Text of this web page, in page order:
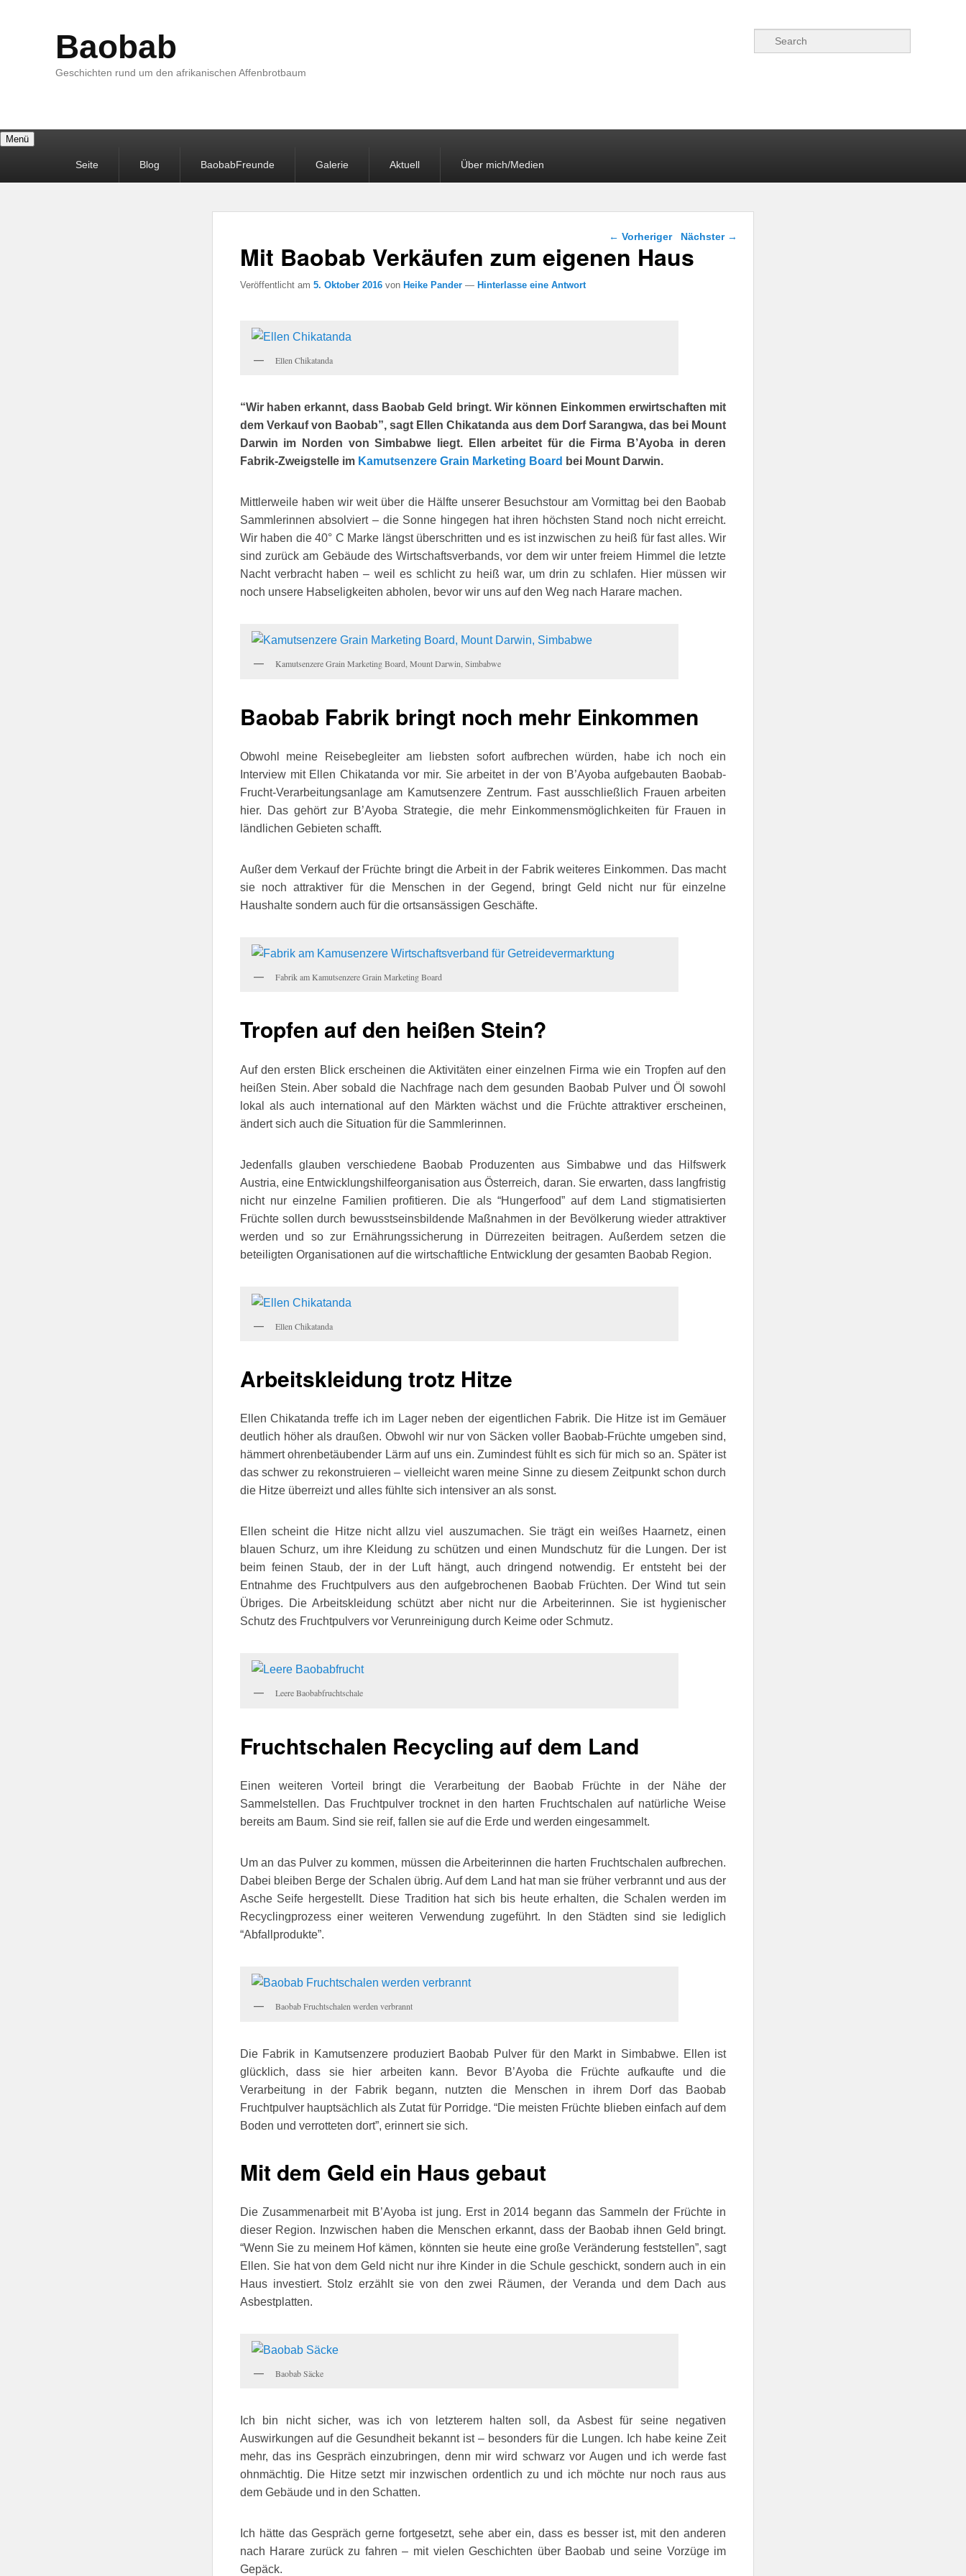
Baobab
Geschichten rund um den afrikanischen Affenbrotbaum
Suchen
Menü
Seite Blog BaobabFreunde Galerie Aktuell Über mich/Medien
Beitragsnavigation
← Vorheriger Nächster →
Mit Baobab Verkäufen zum eigenen Haus
Veröffentlicht am 5. Oktober 2016 von Heike Pander — Hinterlasse eine Antwort
Ellen Chikatanda
“Wir haben erkannt, dass Baobab Geld bringt. Wir können Einkommen erwirtschaften mit
dem Verkauf von Baobab”, sagt Ellen Chikatanda aus dem Dorf Sarangwa, das bei Mount
Darwin im Norden von Simbabwe liegt. Ellen arbeitet für die Firma B’Ayoba in deren
Fabrik-Zweigstelle im Kamutsenzere Grain Marketing Board bei Mount Darwin.
Mittlerweile haben wir weit über die Hälfte unserer Besuchstour am Vormittag bei den Baobab
Sammlerinnen absolviert – die Sonne hingegen hat ihren höchsten Stand noch nicht erreicht.
Wir haben die 40° C Marke längst überschritten und es ist inzwischen zu heiß für fast alles. Wir
sind zurück am Gebäude des Wirtschaftsverbands, vor dem wir unter freiem Himmel die letzte
Nacht verbracht haben – weil es schlicht zu heiß war, um drin zu schlafen. Hier müssen wir
noch unsere Habseligkeiten abholen, bevor wir uns auf den Weg nach Harare machen.
Kamutsenzere Grain Marketing Board, Mount Darwin, Simbabwe
Baobab Fabrik bringt noch mehr Einkommen
Obwohl meine Reisebegleiter am liebsten sofort aufbrechen würden, habe ich noch ein
Interview mit Ellen Chikatanda vor mir. Sie arbeitet in der von B’Ayoba aufgebauten Baobab-
Frucht-Verarbeitungsanlage am Kamutsenzere Zentrum. Fast ausschließlich Frauen arbeiten
hier. Das gehört zur B’Ayoba Strategie, die mehr Einkommensmöglichkeiten für Frauen in
ländlichen Gebieten schafft.
Außer dem Verkauf der Früchte bringt die Arbeit in der Fabrik weiteres Einkommen. Das macht
sie noch attraktiver für die Menschen in der Gegend, bringt Geld nicht nur für einzelne
Haushalte sondern auch für die ortsansässigen Geschäfte.
Fabrik am Kamutsenzere Grain Marketing Board
Tropfen auf den heißen Stein?
Auf den ersten Blick erscheinen die Aktivitäten einer einzelnen Firma wie ein Tropfen auf den
heißen Stein. Aber sobald die Nachfrage nach dem gesunden Baobab Pulver und Öl sowohl
lokal als auch international auf den Märkten wächst und die Früchte attraktiver erscheinen,
ändert sich auch die Situation für die Sammlerinnen.
Jedenfalls glauben verschiedene Baobab Produzenten aus Simbabwe und das Hilfswerk
Austria, eine Entwicklungshilfeorganisation aus Österreich, daran. Sie erwarten, dass langfristig
nicht nur einzelne Familien profitieren. Die als “Hungerfood” auf dem Land stigmatisierten
Früchte sollen durch bewusstseinsbildende Maßnahmen in der Bevölkerung wieder attraktiver
werden und so zur Ernährungssicherung in Dürrezeiten beitragen. Außerdem setzen die
beteiligten Organisationen auf die wirtschaftliche Entwicklung der gesamten Baobab Region.
Ellen Chikatanda
Arbeitskleidung trotz Hitze
Ellen Chikatanda treffe ich im Lager neben der eigentlichen Fabrik. Die Hitze ist im Gemäuer
deutlich höher als draußen. Obwohl wir nur von Säcken voller Baobab-Früchte umgeben sind,
hämmert ohrenbetäubender Lärm auf uns ein. Zumindest fühlt es sich für mich so an. Später ist
das schwer zu rekonstruieren – vielleicht waren meine Sinne zu diesem Zeitpunkt schon durch
die Hitze überreizt und alles fühlte sich intensiver an als sonst.
Ellen scheint die Hitze nicht allzu viel auszumachen. Sie trägt ein weißes Haarnetz, einen
blauen Schurz, um ihre Kleidung zu schützen und einen Mundschutz für die Lungen. Der ist
beim feinen Staub, der in der Luft hängt, auch dringend notwendig. Er entsteht bei der
Entnahme des Fruchtpulvers aus den aufgebrochenen Baobab Früchten. Der Wind tut sein
Übriges. Die Arbeitskleidung schützt aber nicht nur die Arbeiterinnen. Sie ist hygienischer
Schutz des Fruchtpulvers vor Verunreinigung durch Keime oder Schmutz.
Leere Baobabfruchtschale
Fruchtschalen Recycling auf dem Land
Einen weiteren Vorteil bringt die Verarbeitung der Baobab Früchte in der Nähe der
Sammelstellen. Das Fruchtpulver trocknet in den harten Fruchtschalen auf natürliche Weise
bereits am Baum. Sind sie reif, fallen sie auf die Erde und werden eingesammelt.
Um an das Pulver zu kommen, müssen die Arbeiterinnen die harten Fruchtschalen aufbrechen.
Dabei bleiben Berge der Schalen übrig. Auf dem Land hat man sie früher verbrannt und aus der
Asche Seife hergestellt. Diese Tradition hat sich bis heute erhalten, die Schalen werden im
Recyclingprozess einer weiteren Verwendung zugeführt. In den Städten sind sie lediglich
“Abfallprodukte”.
Baobab Fruchtschalen werden verbrannt
Die Fabrik in Kamutsenzere produziert Baobab Pulver für den Markt in Simbabwe. Ellen ist
glücklich, dass sie hier arbeiten kann. Bevor B’Ayoba die Früchte aufkaufte und die
Verarbeitung in der Fabrik begann, nutzten die Menschen in ihrem Dorf das Baobab
Fruchtpulver hauptsächlich als Zutat für Porridge. “Die meisten Früchte blieben einfach auf dem
Boden und verrotteten dort”, erinnert sie sich.
Mit dem Geld ein Haus gebaut
Die Zusammenarbeit mit B’Ayoba ist jung. Erst in 2014 begann das Sammeln der Früchte in
dieser Region. Inzwischen haben die Menschen erkannt, dass der Baobab ihnen Geld bringt.
“Wenn Sie zu meinem Hof kämen, könnten sie heute eine große Veränderung feststellen”, sagt
Ellen. Sie hat von dem Geld nicht nur ihre Kinder in die Schule geschickt, sondern auch in ein
Haus investiert. Stolz erzählt sie von den zwei Räumen, der Veranda und dem Dach aus
Asbestplatten.
Baobab Säcke
Ich bin nicht sicher, was ich von letzterem halten soll, da Asbest für seine negativen
Auswirkungen auf die Gesundheit bekannt ist – besonders für die Lungen. Ich habe keine Zeit
mehr, das ins Gespräch einzubringen, denn mir wird schwarz vor Augen und ich werde fast
ohnmächtig. Die Hitze setzt mir inzwischen ordentlich zu und ich möchte nur noch raus aus
dem Gebäude und in den Schatten.
Ich hätte das Gespräch gerne fortgesetzt, sehe aber ein, dass es besser ist, mit den anderen
nach Harare zurück zu fahren – mit vielen Geschichten über Baobab und seine Vorzüge im
Gepäck.